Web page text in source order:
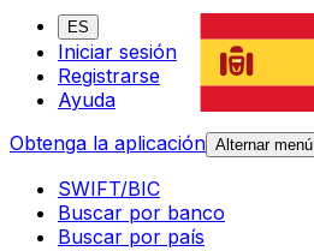
ES
Iniciar sesión
Registrarse
Ayuda
Obtenga la aplicación Alternar menú
SWIFT/BIC
Buscar por banco
Buscar por país